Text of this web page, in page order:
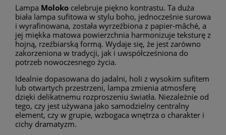
Lampa Moloko celebruje piękno kontrastu. Ta duża
biała lampa sufitowa w stylu boho, jednocześnie surowa
i wyrafinowana, została wyrzeźbiona z papier-mâché, a
jej miękka matowa powierzchnia harmonizuje teksturę z
hojną, rzeźbiarską formą. Wydaje się, że jest zarówno
zakorzeniona w tradycji, jak i uwspółcześniona do
potrzeb nowoczesnego życia.
Idealnie dopasowana do jadalni, holi z wysokim sufitem
lub otwartych przestrzeni, lampa zmienia atmosferę
dzięki delikatnemu rozproszeniu światła. Niezależnie od
tego, czy jest używana jako samodzielny centralny
element, czy w grupie, wzbogaca wnętrza o charakter i
cichy dramatyzm.